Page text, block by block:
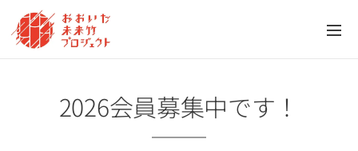
2026会員募集中です！